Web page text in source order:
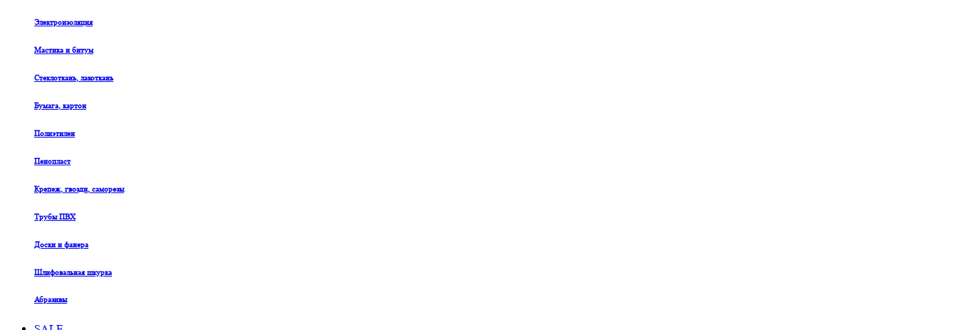
Электроизоляция
Мастика и битум
Стеклоткань, лакоткань
Бумага, картон
Полиэтилен
Пенопласт
Крепеж, гвозди, саморезы
Трубы ПВХ
Доски и фанера
Шлифовальная шкурка
Абразивы